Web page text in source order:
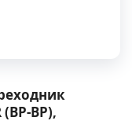
(ВР-ВР),